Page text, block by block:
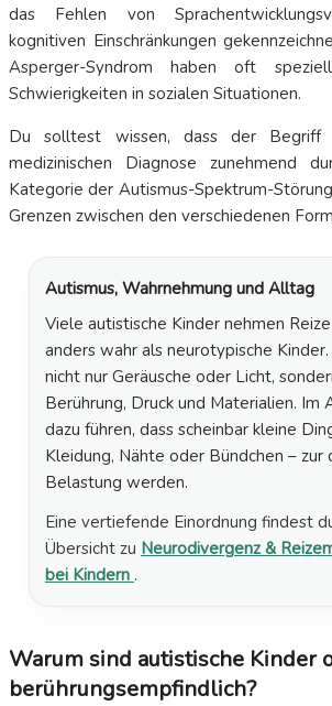
das Fehlen von
kognitiven Einschränkungen
Asperger-Syndrom haben oft
Schwierigkeiten in sozialen Situationen.
Du solltest wissen, dass der Begriff
medizinischen Diagnose zunehmend
Kategorie der Autismus-Spektrum-
Grenzen zwischen den verschiedenen
Autismus, Wahrnehmung und Alltag
Viele autistische Kinder nehmen
anders wahr als neurotypische
nicht nur Geräusche oder Licht,
Berührung, Druck und Materialien. Im
dazu führen, dass scheinbar kleine
Kleidung, Nähte oder Bündchen – zur
Belastung werden.
Eine vertiefende Einordnung findest
Übersicht zu Neurodivergenz &
bei Kindern .
Warum sind autistische Kinder
berührungsempfindlich?